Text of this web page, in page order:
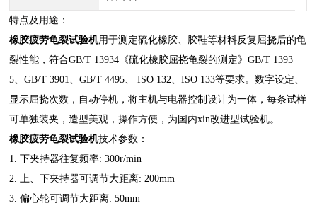
特点及用途：
橡胶疲劳龟裂试验机用于测定硫化橡胶、胶鞋等材料反复屈挠后的龟
裂性能，符合GB/T 13934《硫化橡胶屈挠龟裂的测定》GB/T 1393
5、GB/T 3901、GB/T 4495、 ISO 132、ISO 133等要求。数字设定、
显示屈挠次数，自动停机，将主机与电器控制设计为一体，每条试样
可单独装夹，造型美观，操作方便，为国内xin改进型试验机。
橡胶疲劳龟裂试验机技术参数：
1. 下夹持器往复频率: 300r/min
2. 上、下夹持器可调节大距离: 200mm
3. 偏心轮可调节大距离: 50mm